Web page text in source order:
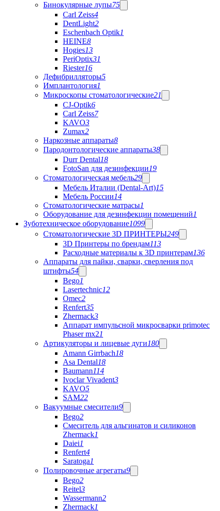
Бинокулярные лупы75
Carl Zeiss4
DentLight2
Eschenbach Optik1
HEINE8
Hogies13
PeriOptix31
Riester16
Дефибрилляторы5
Имплантология1
Микроскопы стоматологические21
CJ-Optik6
Carl Zeiss7
KAVO3
Zumax2
Наркозные аппараты8
Пародонтологические аппараты38
Durr Dental18
FotoSan для дезинфекции19
Стоматологическая мебель29
Мебель Италии (Dental-Art)15
Мебель России14
Стоматологические матрасы1
Оборудование для дезинфекции помещений1
Зуботехническое оборудование1099
Стоматологические 3D ПРИНТЕРЫ249
3D Принтеры по брендам113
Расходные материалы к 3D принтерам136
Аппараты для пайки, сварки, сверления под
штифты54
Bego1
Lasertechnic12
Omec2
Renfert35
Zhermack3
Аппарат импульсной микросварки primotec
Phaser mx21
Артикуляторы и лицевые дуги180
Amann Girrbach18
Asa Dental18
Baumann114
Ivoclar Vivadent3
KAVO5
SAM22
Вакуумные смесители9
Bego2
Cмеситель для альгинатов и силиконов
Zhermack1
Daiei1
Renfert4
Saratoga1
Полировочные агрегаты9
Bego2
Reitel3
Wassermann2
Zhermack1